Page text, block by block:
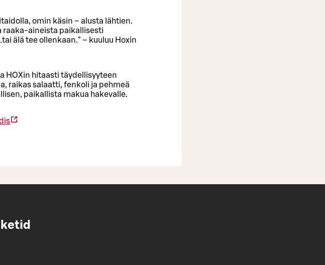
omin käsin – alusta lähtien.
raaka-aineista paikallisesti
älä tee ollenkaan." – kuuluu Hoxin
HOXin hitaasti täydellisyyteen
raikas salaatti, fenkoli ja pehmeä
paikallista makua hakevalle.